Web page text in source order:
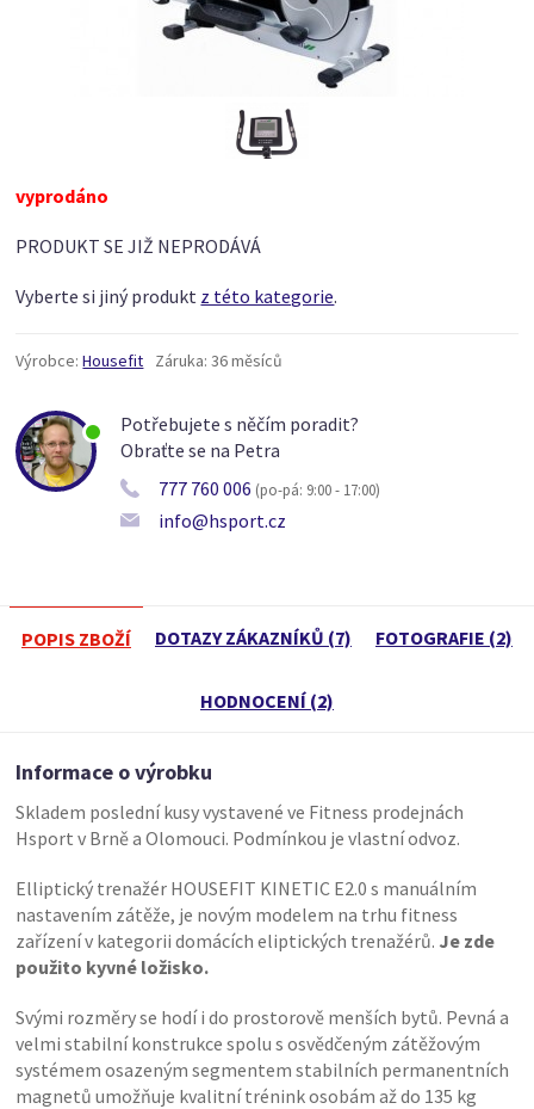
vyprodáno
PRODUKT SE JIŽ NEPRODÁVÁ
Vyberte si jiný produkt z této kategorie.
Výrobce: Housefit Záruka: 36 měsíců
Potřebujete s něčím poradit?
Obraťte se na Petra
777 760 006 (po-pá: 9:00 - 17:00)
info@hsport.cz
POPIS ZBOŽÍ DOTAZY ZÁKAZNÍKŮ (7) FOTOGRAFIE (2)
HODNOCENÍ (2)
Informace o výrobku
Skladem poslední kusy vystavené ve Fitness prodejnách
Hsport v Brně a Olomouci. Podmínkou je vlastní odvoz.
Elliptický trenažér HOUSEFIT KINETIC E2.0 s manuálním
nastavením zátěže, je novým modelem na trhu fitness
zařízení v kategorii domácích eliptických trenažérů. Je zde
použito kyvné ložisko.
Svými rozměry se hodí i do prostorově menších bytů. Pevná a
velmi stabilní konstrukce spolu s osvědčeným zátěžovým
systémem osazeným segmentem stabilních permanentních
magnetů umožňuje kvalitní trénink osobám až do 135 kg